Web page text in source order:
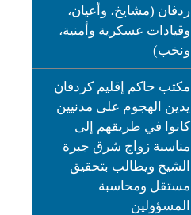
ردفان (مشايخ، وأعيان،
وقيادات عسكرية وأمنية،
ونخب)
مكتب حاكم إقليم كردفان
يدين الهجوم على مدنيين
كانوا في طريقهم إلى
مناسبة زواج شرق جبرة
الشيخ ويطالب بتحقيق
مستقل ومحاسبة
المسؤولين